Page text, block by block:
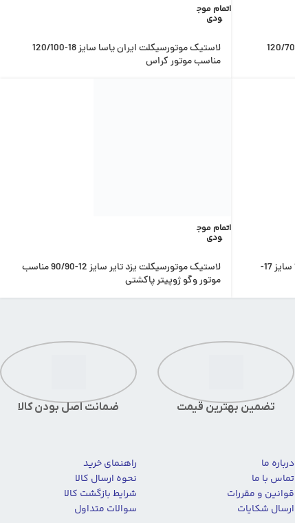
لاستیک موتورسیکلت ایران یاسا سایز 14-120/70
اتمام موج
ودی
لاستیک موتورسیکلت ایران یاسا سایز 18-120/100
مناسب موتور کراس
لاستیک موتورسیکلت ایران یاسا مدل 105 سایز 17-
اتمام موج
ودی
لاستیک موتورسیکلت یزد تایر سایز 12-90/90 مناسب
موتور وگو ژوپیتر پاکشتی
ضمانت اصل بودن کالا تضمین بهترین قیمت
راهنمای خرید
نحوه ارسال کالا
شرایط بازگشت کالا
سوالات متداول
درباره ما
تماس با ما
قوانین و مقررات
ارسال شکایات